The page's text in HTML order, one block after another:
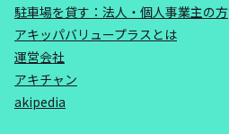
駐車場を貸す：法人・個人事業主の方
アキッパバリュープラスとは
運営会社
アキチャン
akipedia